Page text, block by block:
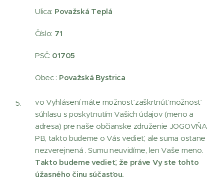
Ulica: Považská Teplá
Číslo: 71
PSČ: 01705
Obec : Považská Bystrica
vo Vyhlásení máte možnosť zaškrtnúť možnosť
súhlasu s poskytnutím Vašich údajov (meno a
adresa) pre naše občianske združenie JOGOVŇA
PB, takto budeme o Vás vedieť, ale suma ostane
nezverejnená . Sumu neuvidíme, len Vaše meno.
Takto budeme vedieť, že práve Vy ste tohto
úžasného činu súčasťou.